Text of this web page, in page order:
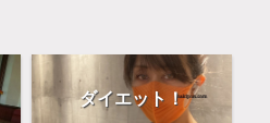
ダイエット！